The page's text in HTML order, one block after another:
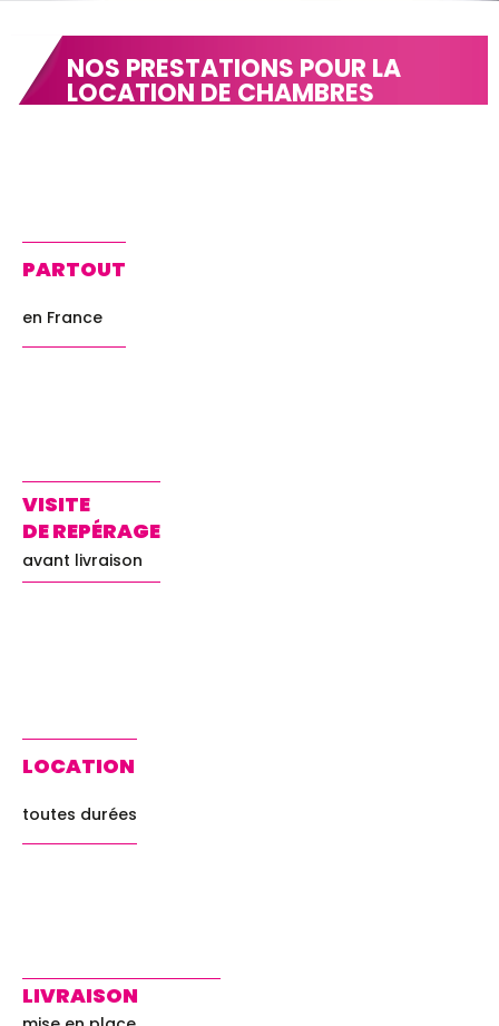
NOS PRESTATIONS POUR LA
LOCATION DE CHAMBRES
PARTOUT
en France
VISITE
DE REPÉRAGE
avant livraison
LOCATION
toutes durées
LIVRAISON